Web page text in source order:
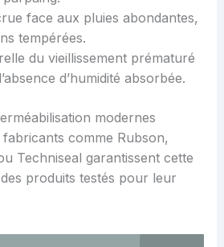
face aux pluies abondantes,
tempérées.
du vieillissement prématuré
d’humidité absorbée.
modernes
comme Rubson,
Techniseal garantissent cette
produits testés pour leur